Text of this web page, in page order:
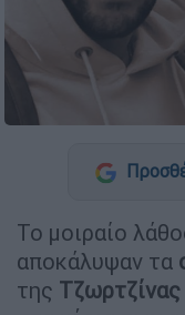
Το μοιραίο
αποκάλυψαν τα
της Τζωρτζίνας